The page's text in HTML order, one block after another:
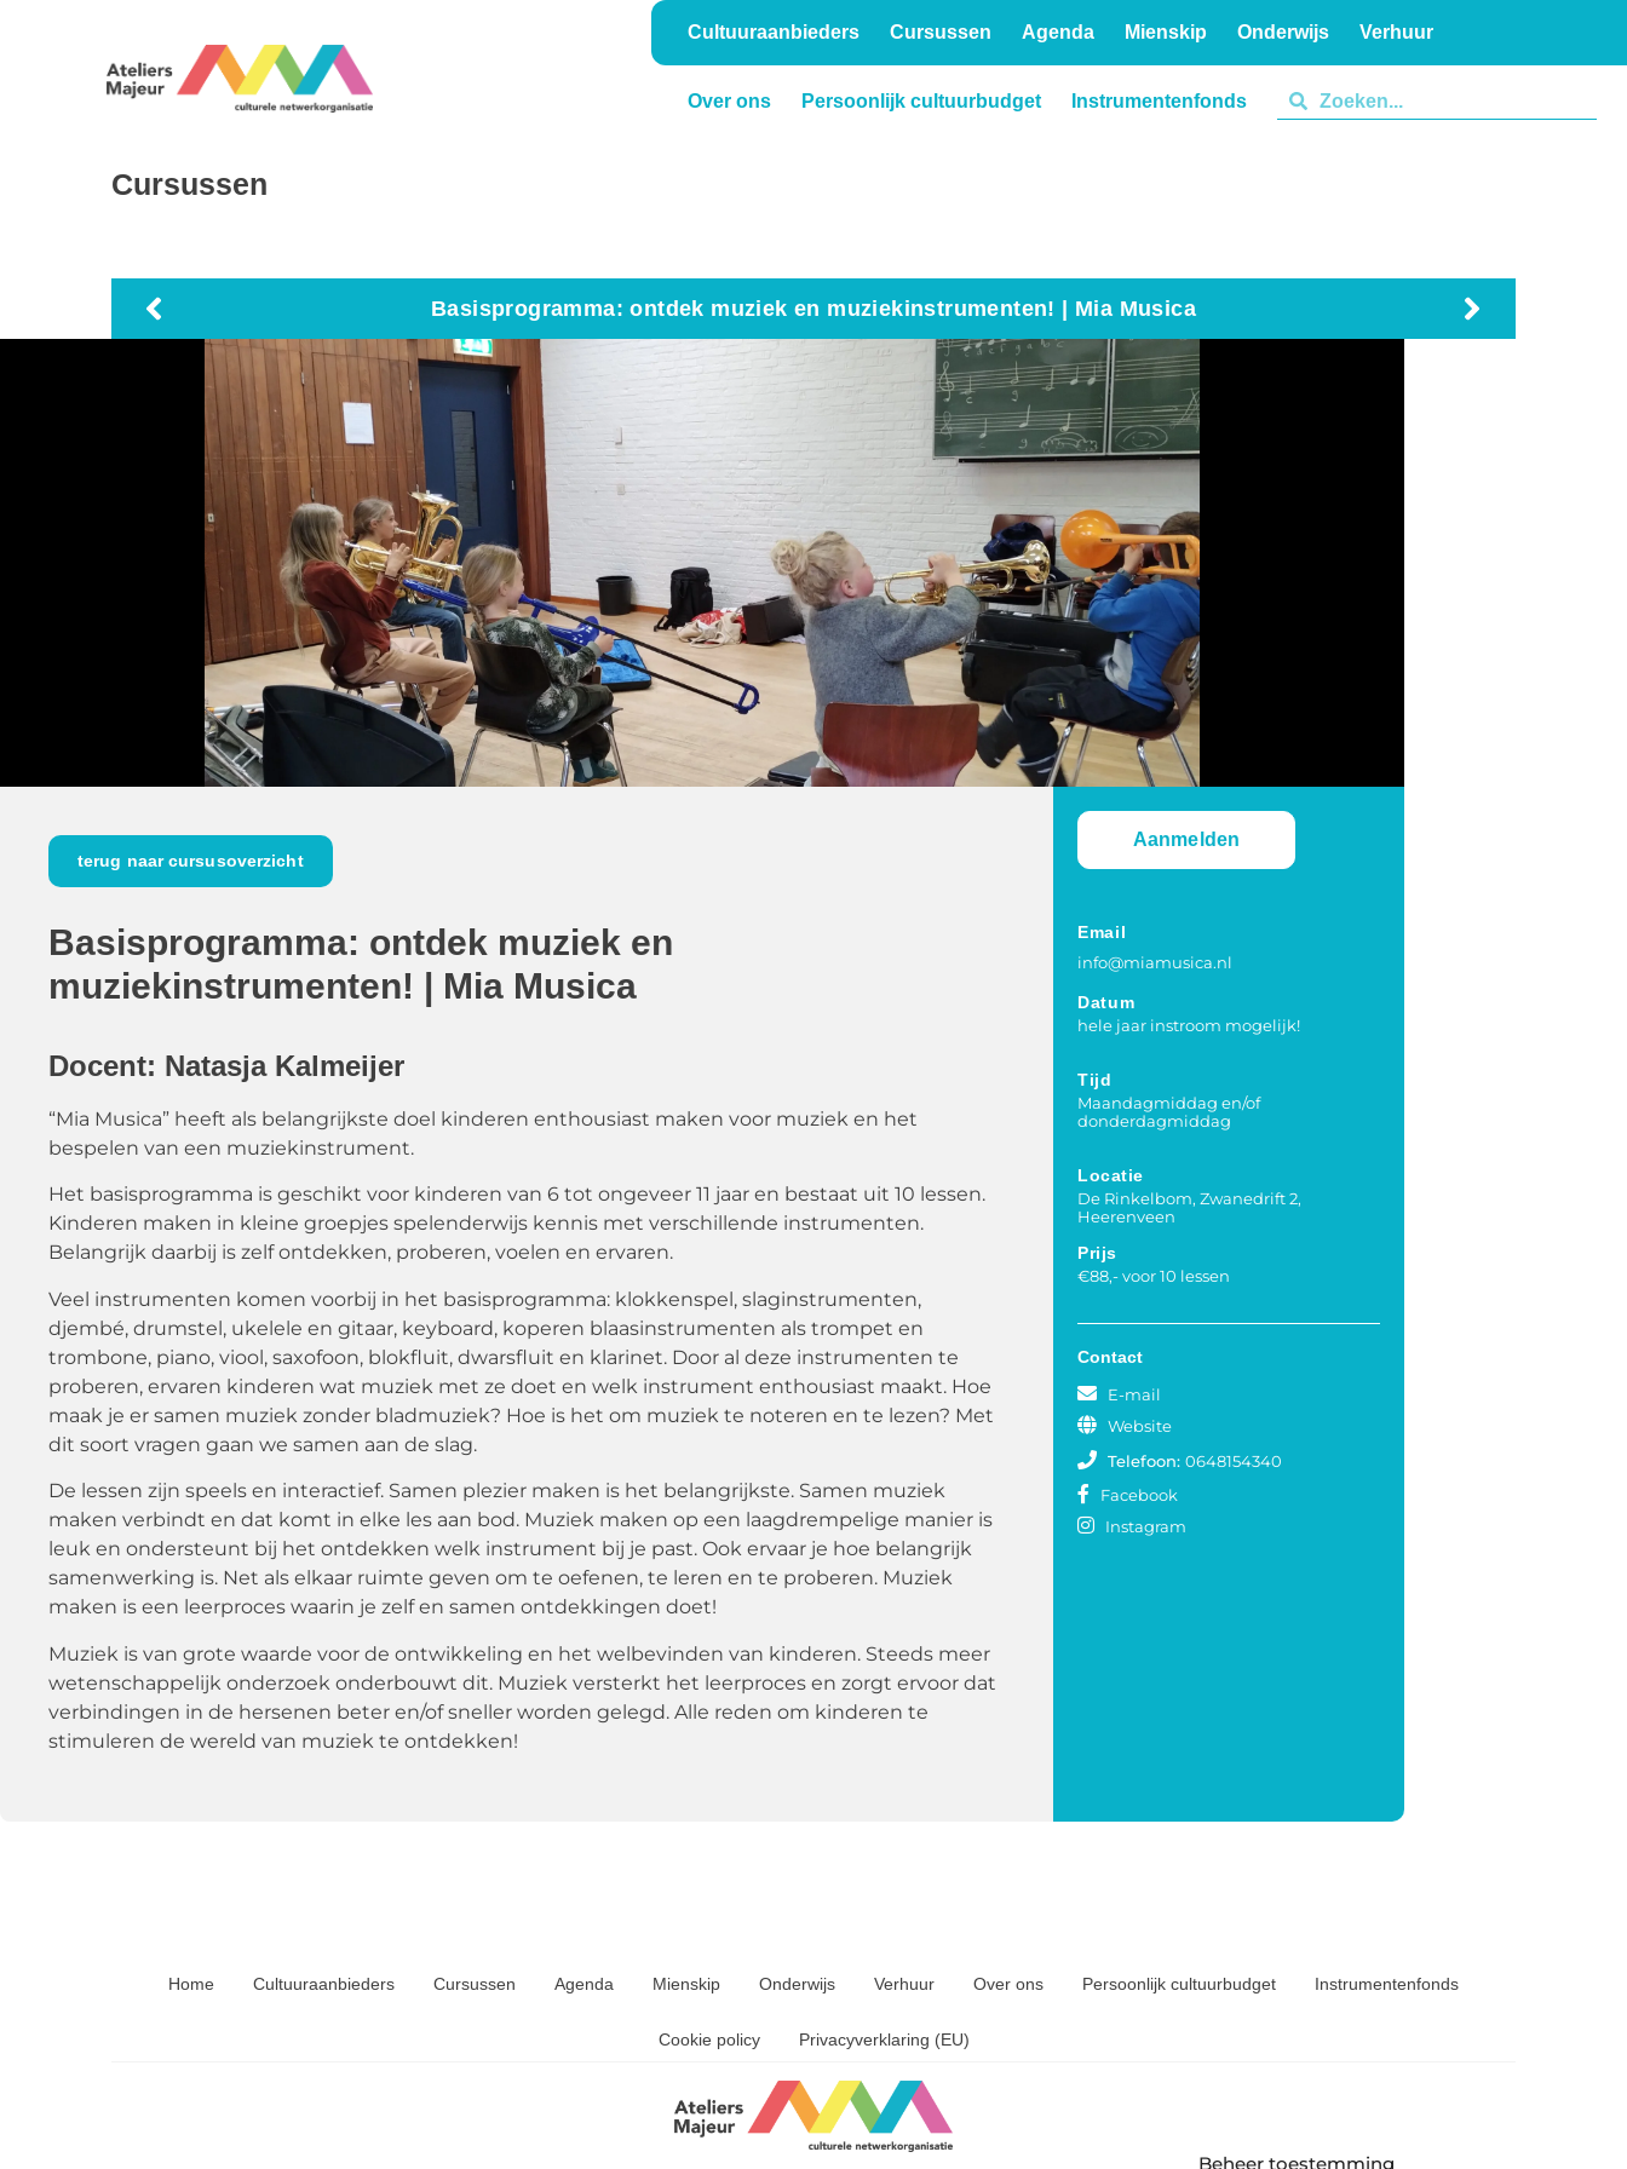
Beheer toestemming
Cultuuraanbieders Cursussen Agenda Mienskip Onderwijs Verhuur
Over ons Persoonlijk cultuurbudget
Instrumentenfonds
Cursussen
Basisprogramma: ontdek muziek en muziekinstrumenten! | Mia Musica
terug naar cursusoverzicht
Basisprogramma: ontdek muziek en
muziekinstrumenten! | Mia Musica
Docent: Natasja Kalmeijer
“Mia Musica” heeft als belangrijkste doel kinderen enthousiast maken voor muziek en het
bespelen van een muziekinstrument.
Het basisprogramma is geschikt voor kinderen van 6 tot ongeveer 11 jaar en bestaat uit 10 lessen.
Kinderen maken in kleine groepjes spelenderwijs kennis met verschillende instrumenten.
Belangrijk daarbij is zelf ontdekken, proberen, voelen en ervaren.
Veel instrumenten komen voorbij in het basisprogramma: klokkenspel, slaginstrumenten,
djembé, drumstel, ukelele en gitaar, keyboard, koperen blaasinstrumenten als trompet en
trombone, piano, viool, saxofoon, blokfluit, dwarsfluit en klarinet. Door al deze instrumenten te
proberen, ervaren kinderen wat muziek met ze doet en welk instrument enthousiast maakt. Hoe
maak je er samen muziek zonder bladmuziek? Hoe is het om muziek te noteren en te lezen? Met
dit soort vragen gaan we samen aan de slag.
De lessen zijn speels en interactief. Samen plezier maken is het belangrijkste. Samen muziek
maken verbindt en dat komt in elke les aan bod. Muziek maken op een laagdrempelige manier is
leuk en ondersteunt bij het ontdekken welk instrument bij je past. Ook ervaar je hoe belangrijk
samenwerking is. Net als elkaar ruimte geven om te oefenen, te leren en te proberen. Muziek
maken is een leerproces waarin je zelf en samen ontdekkingen doet!
Muziek is van grote waarde voor de ontwikkeling en het welbevinden van kinderen. Steeds meer
wetenschappelijk onderzoek onderbouwt dit. Muziek versterkt het leerproces en zorgt ervoor dat
verbindingen in de hersenen beter en/of sneller worden gelegd. Alle reden om kinderen te
stimuleren de wereld van muziek te ontdekken!
Aanmelden
Email
info@miamusica.nl
Datum
hele jaar instroom mogelijk!
Tijd
Maandagmiddag en/of
donderdagmiddag
Locatie
De Rinkelbom, Zwanedrift 2,
Heerenveen
Prijs
€88,- voor 10 lessen
Contact
E-mail
Website
Telefoon: 0648154340
Facebook
Instagram
Home Cultuuraanbieders Cursussen Agenda Mienskip Onderwijs Verhuur Over ons Persoonlijk cultuurbudget Instrumentenfonds
Cookie policy Privacyverklaring (EU)